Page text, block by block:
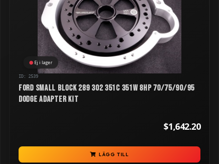
Ej i lager
ID: 2539
Ford Small Block 289 302 351C 351W 8HP 70/75/90/95
Dodge Adapter Kit
$1,642.20
LÄGG TILL